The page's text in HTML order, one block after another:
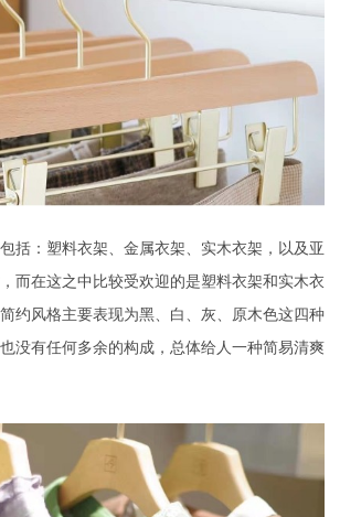
括：塑料衣架、金属衣架、实木衣架，以及亚
而在这之中比较受欢迎的是塑料衣架和实木衣
约风格主要表现为黑、白、灰、原木色这四种
没有任何多余的构成，总体给人一种简易清爽